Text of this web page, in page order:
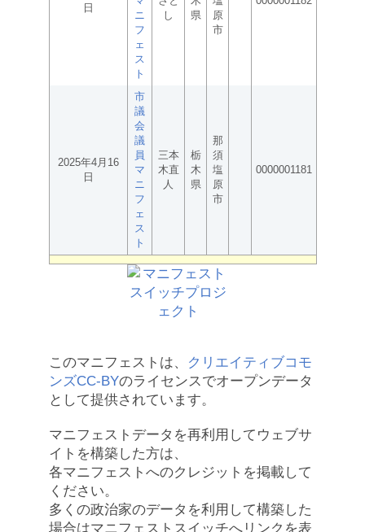
日
ニ
フ
ェ
ス
ト
し
県
原
市
2025年4月16
日
市
議
会
議
員
マ
ニ
フ
ェ
ス
ト
三本
木直
人
栃
木
県
那
須
塩
原
市
0000001181
このマニフェストは、
クリエイティブコモ
ンズCC-BYのライセンスでオープンデータ
として提供されています。
マニフェストデータを再利用してウェブサ
イトを構築した方は、
各マニフェストへのクレジットを掲載して
ください。
多くの政治家のデータを利用して構築した
場合はマニフェストスイッチへリンクを表